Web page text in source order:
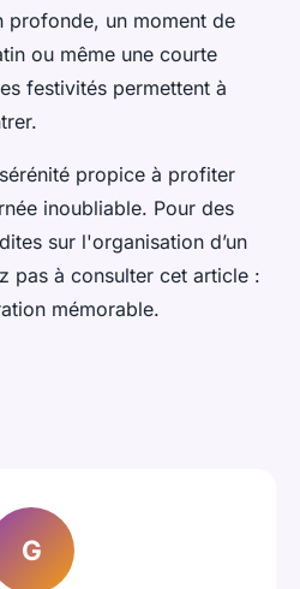
profonde, un moment de
ou même une courte
festivités permettent à
propice à profiter
inoubliable. Pour des
sur l'organisation d’un
pas à consulter cet article :
mémorable.
G